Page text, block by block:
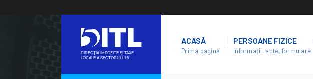
content
ACASĂ
Prima pagină
PERSOANE FIZICE
Informații, acte, formulare